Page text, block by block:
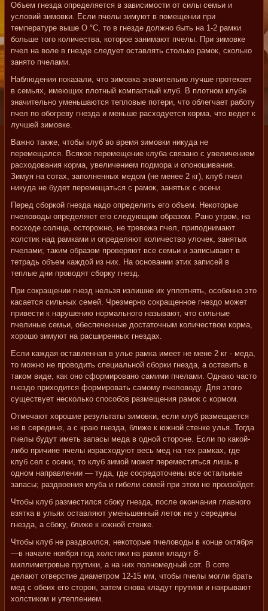
Объем гнезда определяется в зависимости от силы семьи и
условий зимовки. Если пчелы зимуют в помещении при
температуре выше О °С, то в гнезде должно быть на 1-2 рамки
больше того количества, которое занимают пчелы. При зимовке
пчел на воле в гнезде следует оставлять столько рамок, сколько
занято пчелами.
Наблюдения показали, что зимовка значительно лучше протекает
в семьях, имеющих плотный компактный клуб. В плотном клубе
значительно уменьшаются тепловые потери, что облегчает работу
пчел по обогреву гнезда и меньше расходуется корма, что ведет к
лучшей зимовке.
Важно также, чтобы клуб во время зимовки никуда не
перемещался. Всякое перемещение клуба связано с увеличением
расходования корма, увеличением подмора и опоношивания.
Зимуя на сотах, заполненных медом (не менее 2 кг), клуб пчел
никуда не будет перемещаться с рамок, занятых с осени.
Перед сборкой гнезда надо определить его объем. Некоторые
пчеловоды определяют его следующим образом. Рано утром, на
восходе солнца, осторожно, не тревожа пчел, приподнимают
холстик над рамками и определяют количество улочек, занятых
пчелами; таким образом проверяют все семьи и записывают в
тетрадь объем каждой из них. На основании этих записей в
теплые дни проводят сборку гнезд.
При сокращении гнезд нельзя излишне их уплотнять, особенно это
касается сильных семей. Чрезмерно сокращенное гнездо может
привести к нарушению нормального называют, что сильные
пчелиные семьи, обеспеченные достаточным количеством корма,
хорошо зимуют на расширенных гнездах.
Если каждая оставленная в улье рамка имеет не мене 2 кг - меда,
то можно не проводить специальной сборки гнезда, а оставить в
таком виде, как оно сформировано самими пчелами. Однако часто
гнездо приходится формировать самому пчеловоду. Для этого
существует несколько способов размещения рамок с кормом.
Отмечают хорошие результаты зимовки, если клуб размещается
не в середине, а с краю гнезда, ближе к южной стенке улья. Тогда
пчелы будут иметь запасы меда в одной стороне. Если по какой-
либо причине пчелы израсходуют весь мед на тех рамках, где
клуб сел с осени, то клуб зимой может переместиться лишь в
одном направлении — туда, где сосредоточены все остальные
запасы; раздвоения клуба и гибели семей при этом не произойдет.
Чтобы клуб разместился сбоку гнезда, после окончания главного
взятка в ульях оставляют уменьшенный леток не у середины
гнезда, а сбоку, ближе к южной стенке.
Чтобы клуб не раздвоился, некоторые пчеловоды в конце октября
—в начале ноября под холстики на рамки кладут 8-
миллиметровые прутики, а на них полномедный сот. В соте
делают отверстие диаметром 12-15 мм, чтобы пчелы могли брать
мед с обеих его сторон, затем снова кладут прутики и накрывают
холстиком и утеплением.